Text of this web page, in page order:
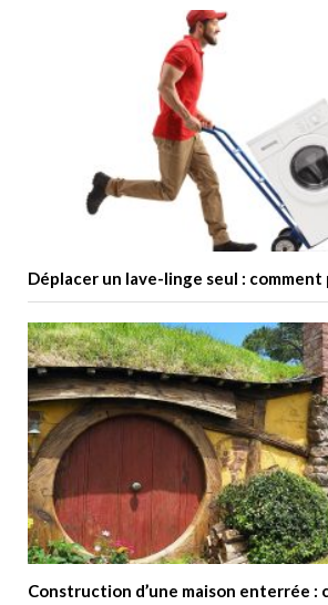
Déplacer un lave-linge seul : comment
Construction d’une maison enterrée :